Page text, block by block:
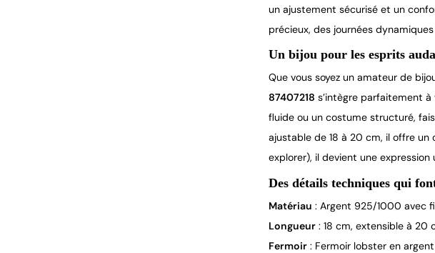
un ajustement sécurisé et un
précieux, des journées
Un bijou pour les esprits
Que vous soyez un amateur de
87407218 s’intègre parfaitement
fluide ou un costume structuré,
ajustable de 18 à 20 cm, il offre
explorer), il devient une
Des détails techniques qui
Matériau : Argent 925/1000 avec
Longueur : 18 cm, extensible à 20
Fermoir : Fermoir lobster en